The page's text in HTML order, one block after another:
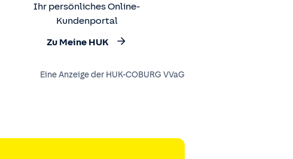
Ihr persönliches Online-
Kundenportal
Zu Meine HUK
Eine Anzeige der HUK-COBURG VVaG